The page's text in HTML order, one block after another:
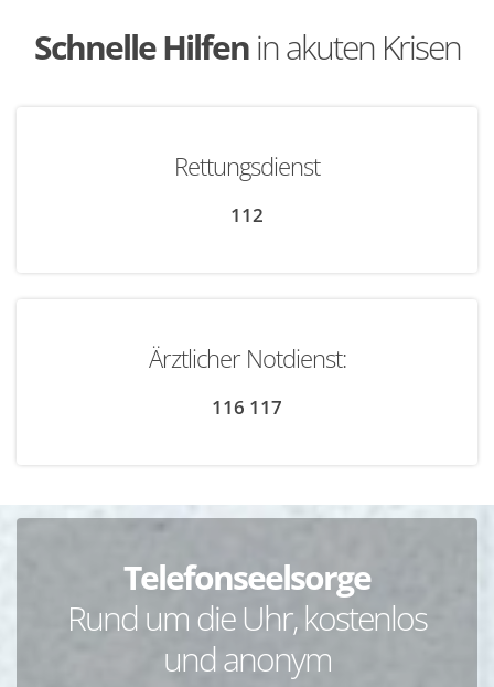
Schnelle Hilfenin akuten Krisen
Rettungsdienst
112
Ärztlicher Notdienst:
116 117
Telefonseelsorge
Rund um die Uhr, kostenlos
und anonym